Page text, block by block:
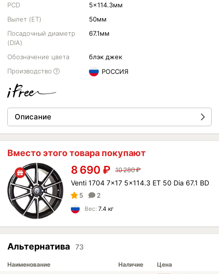
PCD
5x114.3мм
Вылет (ET)
50мм
Посадочный диаметр
(DIA)
67.1мм
Обозначение цвета
блэк джек
Производство
РОССИЯ
Описание
Вместо этого товара покупают
8 690 ₽ 10 280₽
Venti 1704 7x17 5x114.3 ET 50 Dia 67.1 BD
5 2
Вес: 7.4 кг
Альтернатива 73
Наименование Наличие
Цена